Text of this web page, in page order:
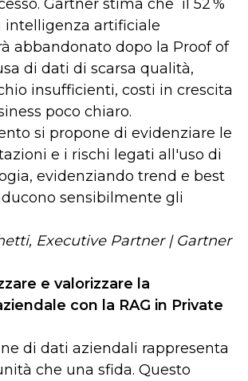
Gartner stima che il 52 %
artificiale
abbandonato dopo la Proof of
di dati di scarsa qualità,
insufficienti, costi in crescita
poco chiaro.
si propone di evidenziare le
e i rischi legati all'uso di
evidenziando trend e best
sensibilmente gli
Executive Partner | Gartner
e valorizzare la
con la RAG in Private
di dati aziendali rappresenta
che una sfida. Questo